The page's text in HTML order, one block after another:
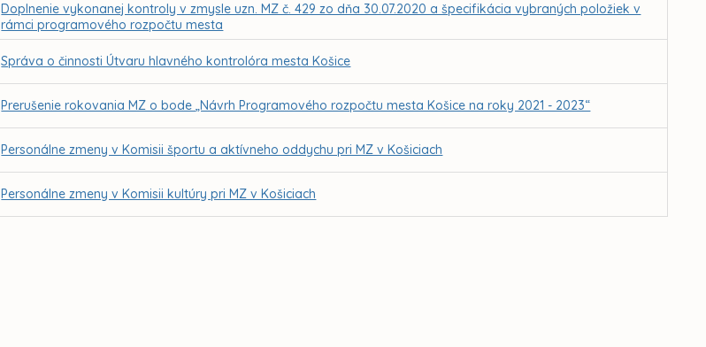
Doplnenie vykonanej kontroly v zmysle uzn. MZ č. 429 zo dňa 30.07.2020 a špecifikácia vybraných položiek v
rámci programového rozpočtu mesta
Správa o činnosti Útvaru hlavného kontrolóra mesta Košice
Prerušenie rokovania MZ o bode „Návrh Programového rozpočtu mesta Košice na roky 2021 - 2023“
Personálne zmeny v Komisii športu a aktívneho oddychu pri MZ v Košiciach
Personálne zmeny v Komisii kultúry pri MZ v Košiciach